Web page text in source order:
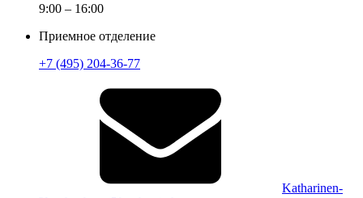
9:00 – 16:00
Приемное отделение
+7 (495) 204-36-77
Katharinen-